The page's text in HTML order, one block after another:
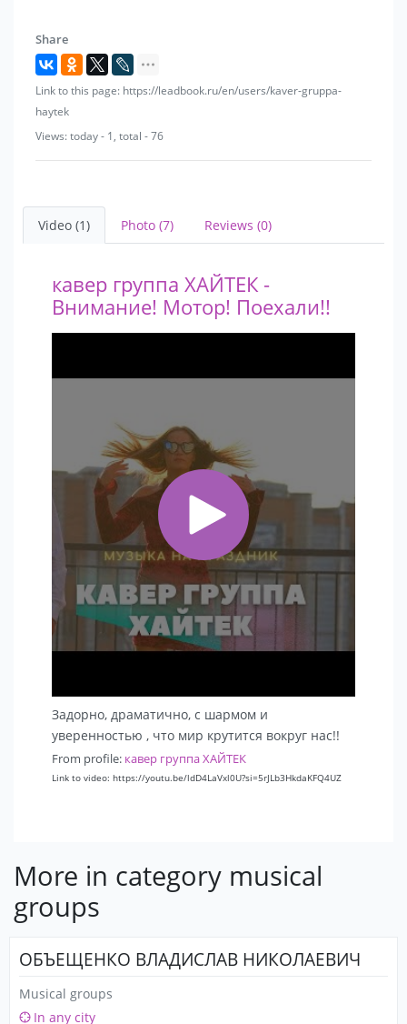
Share
Link to this page: https://leadbook.ru/en/users/kaver-gruppa-
haytek
Views: today - 1, total - 76
Video (1) Photo (7) Reviews (0)
кавер группа ХАЙТЕК -
Внимание! Мотор! Поехали!!
Задорно, драматично, с шармом и
уверенностью , что мир крутится вокруг нас!!
From profile: кавер группа ХАЙТЕК
Link to video: https://youtu.be/ldD4LaVxl0U?si=5rJLb3HkdaKFQ4UZ
More in category musical
groups
ОБЪЕЩЕНКО ВЛАДИСЛАВ НИКОЛАЕВИЧ
Musical groups
In any city